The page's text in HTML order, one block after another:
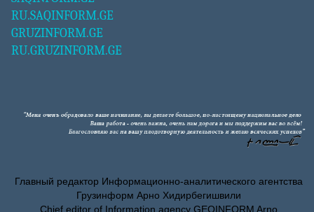
RU.SAQINFORM.GE
GRUZINFORM.GE
RU.GRUZINFORM.GE
Главный редактор Информационно-аналитического агентства
Грузинформ Арно Хидирбегишвили
Chief editor of Information agency GEOINFORM Arno